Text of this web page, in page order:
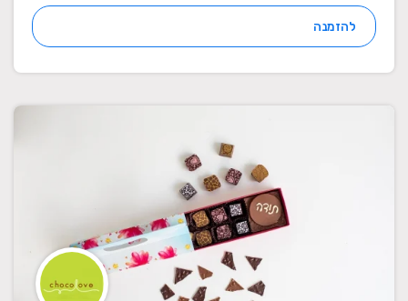
להזמנה